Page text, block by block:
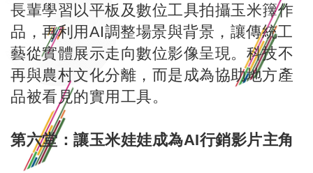
長輩學習以平板及數位工具拍攝玉米籜作
品，再利用AI調整場景與背景，讓傳統工
藝從實體展示走向數位影像呈現。科技不
再與農村文化分離，而是成為協助地方產
品被看見的實用工具。
第六堂：讓玉米娃娃成為AI行銷影片主角